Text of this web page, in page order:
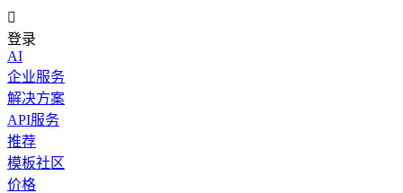

登录
AI
企业服务
解决方案
API服务
推荐
模板社区
价格